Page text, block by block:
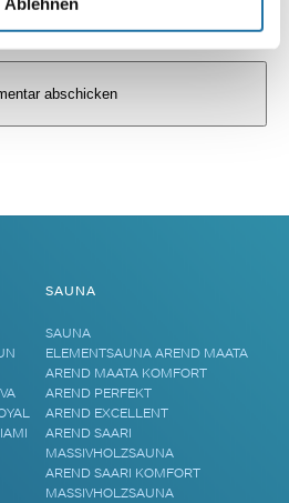
SAUNA
SAUNA
ELEMENTSAUNA AREND MAATA
AREND MAATA KOMFORT
AREND PERFEKT
AREND EXCELLENT
AREND SAARI
MASSIVHOLZSAUNA
AREND SAARI KOMFORT
MASSIVHOLZSAUNA